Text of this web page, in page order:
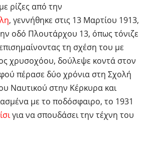
ρίζες από την
, γεννήθηκε στις 13 Μαρτίου 1913,
οδό Πλουτάρχου 13, όπως τόνιζε
τη σχέση του με
χρυσοχόου, δούλεψε κοντά στον
πέρασε δύο χρόνια στη Σχολή
Ναυτικού στην Κέρκυρα και
με το ποδόσφαιρο, το 1931
για να σπουδάσει την τέχνη του